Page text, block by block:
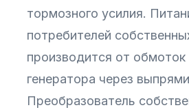
тормозного усилия.
потребителей
производится от обмоток
генератора через
Преобразователь